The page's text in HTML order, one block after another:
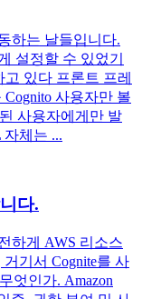
하는 날들입니다.
설정할 수 있었기
있다 프론트 프레
사용자만 볼
사용자에게만 발
체는 ...
다.
하게 AWS 리소스
기서 Cognite를 사
엇인가. Amazon